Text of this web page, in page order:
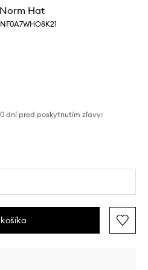
Hat
dní pred poskytnutím zľavy: